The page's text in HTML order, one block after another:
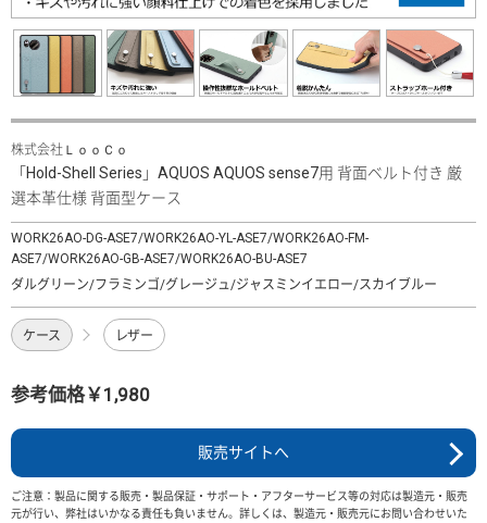
株式会社ＬｏｏＣｏ
「Hold-Shell Series」AQUOS AQUOS sense7用 背面ベルト付き 厳
選本革仕様 背面型ケース
WORK26AO-DG-ASE7/WORK26AO-YL-ASE7/WORK26AO-FM-
ASE7/WORK26AO-GB-ASE7/WORK26AO-BU-ASE7
ダルグリーン/フラミンゴ/グレージュ/ジャスミンイエロー/スカイブルー
ケース レザー
参考価格￥1,980
販売サイトへ
ご注意：製品に関する販売・製品保証・サポート・アフターサービス等の対応は製造元・販売
元が行い、弊社はいかなる責任も負いません。詳しくは、製造元・販売元にお問い合わせいた